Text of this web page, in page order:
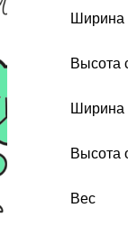
Ширина
Высота
Ширина
Высота
Вес